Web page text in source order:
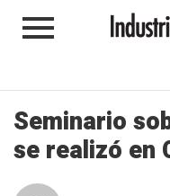
Seminario
se realizó en